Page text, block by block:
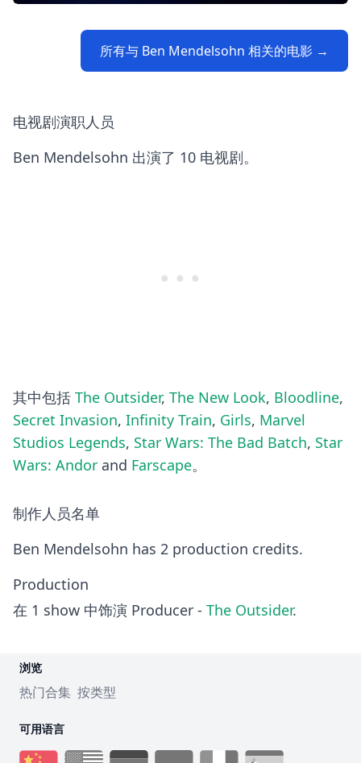
所有与 Ben Mendelsohn 相关的电影 →
电视剧演职人员
Ben Mendelsohn 出演了 10 电视剧。
其中包括 The Outsider, The New Look, Bloodline,
Secret Invasion, Infinity Train, Girls, Marvel
Studios Legends, Star Wars: The Bad Batch, Star
Wars: Andor and Farscape。
制作人员名单
Ben Mendelsohn has 2 production credits.
Production
在 1 show 中饰演 Producer - The Outsider.
浏览
热门合集 按类型
可用语言